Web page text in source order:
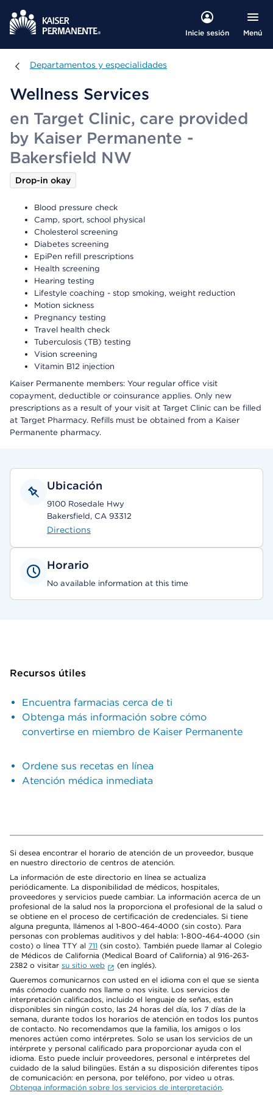
Inicie sesión Menú
Departamentos y especialidades
Departamentos y especialidades
Wellness Services
en Target Clinic, care provided
by Kaiser Permanente -
Bakersfield NW
Drop-in okay
Blood pressure check
Camp, sport, school physical
Cholesterol screening
Diabetes screening
EpiPen refill prescriptions
Health screening
Hearing testing
Lifestyle coaching - stop smoking, weight reduction
Motion sickness
Pregnancy testing
Travel health check
Tuberculosis (TB) testing
Vision screening
Vitamin B12 injection
Kaiser Permanente members: Your regular office visit
copayment, deductible or coinsurance applies. Only new
prescriptions as a result of your visit at Target Clinic can be filled
at Target Pharmacy. Refills must be obtained from a Kaiser
Permanente pharmacy.
Ubicación
9100 Rosedale Hwy
Bakersfield, CA 93312
Directions
Horario
No available information at this time
Recursos útiles
Encuentra farmacias cerca de ti
Obtenga más información sobre cómo
convertirse en miembro de Kaiser Permanente
Ordene sus recetas en línea
Atención médica inmediata
Si desea encontrar el horario de atención de un proveedor, busque
en nuestro directorio de centros de atención.
La información de este directorio en línea se actualiza
periódicamente. La disponibilidad de médicos, hospitales,
proveedores y servicios puede cambiar. La información acerca de un
profesional de la salud nos la proporciona el profesional de la salud o
se obtiene en el proceso de certificación de credenciales. Si tiene
alguna pregunta, llámenos al 1-800-464-4000 (sin costo). Para
personas con problemas auditivos y del habla: 1-800-464-4000 (sin
costo) o línea TTY al 711 (sin costo). También puede llamar al Colegio
de Médicos de California (Medical Board of California) al 916-263-
2382 o visitar su sitio web
(en inglés).
Queremos comunicarnos con usted en el idioma con el que se sienta
más cómodo cuando nos llame o nos visite. Los servicios de
interpretación calificados, incluido el lenguaje de señas, están
disponibles sin ningún costo, las 24 horas del día, los 7 días de la
semana, durante todos los horarios de atención en todos los puntos
de contacto. No recomendamos que la familia, los amigos o los
menores actúen como intérpretes. Solo se usan los servicios de un
intérprete y personal calificado para proporcionar ayuda con el
idioma. Esto puede incluir proveedores, personal e intérpretes del
cuidado de la salud bilingües. Están a su disposición diferentes tipos
de comunicación: en persona, por teléfono, por video u otras.
Obtenga información sobre los servicios de interpretación.